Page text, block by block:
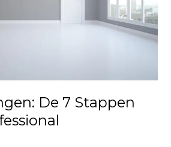
De 7 Stappen